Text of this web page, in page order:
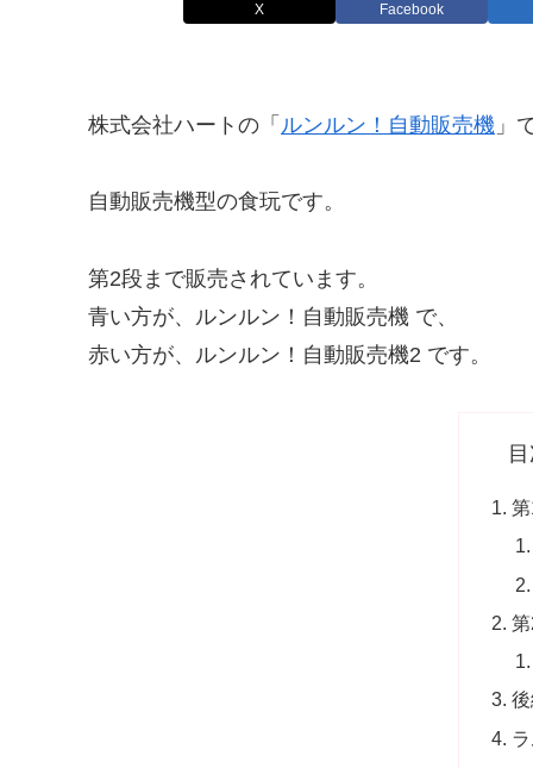
X Facebook
株式会社ハートの「 ルンルン！自動販売機 」
自動販売機型の食玩です。
第2段まで販売されています。
青い方が、ルンルン！自動販売機 で、
赤い方が、ルンルン！自動販売機2 です。